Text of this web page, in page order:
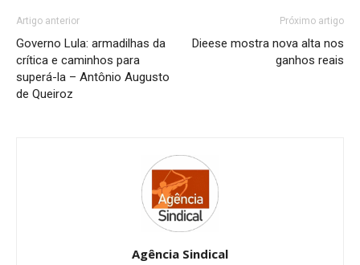
Artigo anterior
Governo Lula: armadilhas da
crítica e caminhos para
superá-la – Antônio Augusto
de Queiroz
Próximo artigo
Dieese mostra nova alta nos
ganhos reais
Agência Sindical